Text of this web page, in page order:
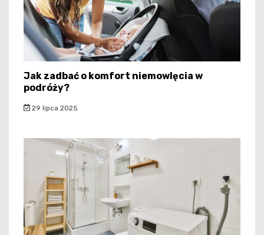
Jak zadbać o komfort niemowlęcia w
podróży?
29 lipca 2025